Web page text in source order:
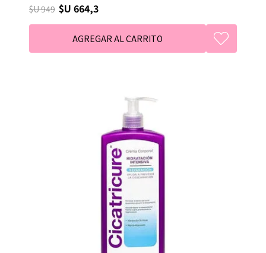
$U 949 $U 664,3